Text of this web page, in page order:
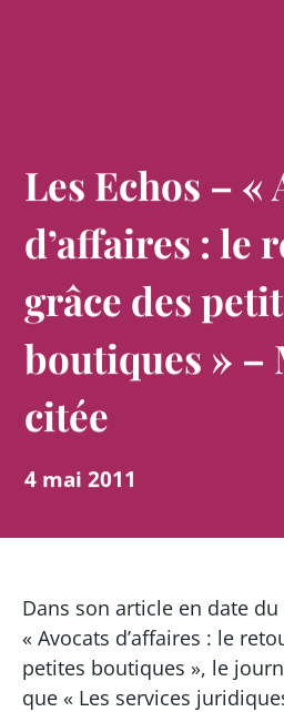
Les Echos – «
d’affaires : le
grâce des
boutiques » –
citée
4 mai 2011
Dans son article en date
« Avocats d’affaires : le
petites boutiques », le
que « Les services